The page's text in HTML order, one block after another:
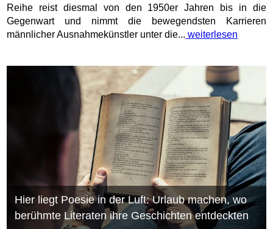
Reihe reist diesmal von den 1950er Jahren bis in die
Gegenwart und nimmt die bewegendsten Karrieren
männlicher Ausnahmekünstler unter die... weiterlesen
Hier liegt Poesie in der Luft: Urlaub machen, wo
berühmte Literaten ihre Geschichten entdeckten